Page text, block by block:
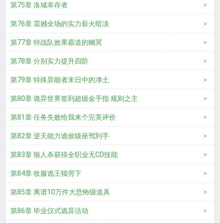
第75章 洛城幸存者
第76章 震撼全场的实力薪火暗淡
第77章 特战队效果霸道的幽冥
第78章 分别实力提升四阶
第79章 特殊异能者末日中的净土
第80章 诡异世界签到超级金手指 规则之主
第81章 任务失败给我来个完美评价
第82章 逆天能力诡侯级座驾到手
第83章 狼人杀获得全职业无CD技能
第84章 收服诡王犒劳下
第85章 离谱10万件大恐怖级道具
第86章 毕业仪式诡异活动